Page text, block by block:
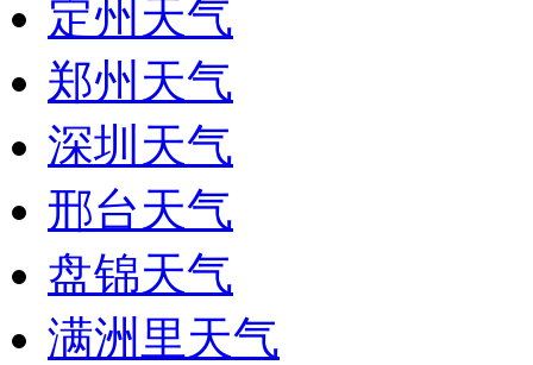
定州天气
郑州天气
深圳天气
邢台天气
盘锦天气
满洲里天气